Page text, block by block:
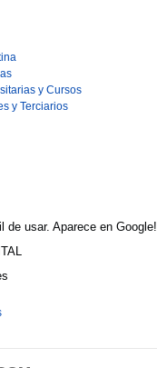
y Cursos
y Terciarios
de usar. Aparece en Google!